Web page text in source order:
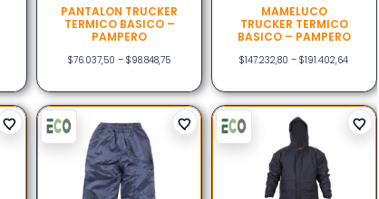
PANTALON TRUCKER
TERMICO BASICO –
PAMPERO
$76.037,50 – $98.848,75
MAMELUCO
TRUCKER TERMICO
BASICO – PAMPERO
$147.232,80 – $191.402,64